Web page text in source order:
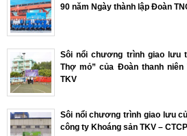
90 năm Ngày thành lập Đoàn
Sôi nổi chương trình giao lưu
Thợ mỏ” của Đoàn thanh
TKV
Sôi nổi chương trình giao lưu
công ty Khoáng sản TKV – CTCP